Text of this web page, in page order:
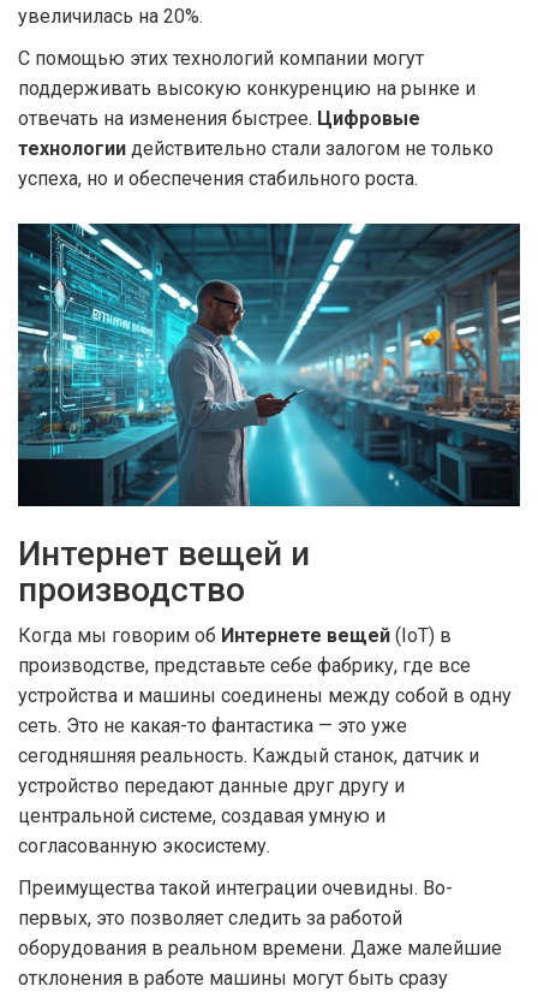
увеличилась на 20%.
С помощью этих технологий компании могут
поддерживать высокую конкуренцию на рынке и
отвечать на изменения быстрее. Цифровые
технологии действительно стали залогом не только
успеха, но и обеспечения стабильного роста.
Интернет вещей и
производство
Когда мы говорим об Интернете вещей (IoT) в
производстве, представьте себе фабрику, где все
устройства и машины соединены между собой в одну
сеть. Это не какая-то фантастика — это уже
сегодняшняя реальность. Каждый станок, датчик и
устройство передают данные друг другу и
центральной системе, создавая умную и
согласованную экосистему.
Преимущества такой интеграции очевидны. Во-
первых, это позволяет следить за работой
оборудования в реальном времени. Даже малейшие
отклонения в работе машины могут быть сразу